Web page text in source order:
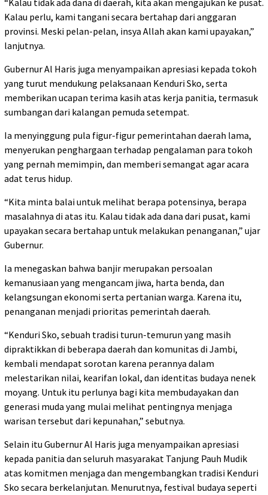
“Kalau tidak ada dana di daerah, kita akan mengajukan ke pusat.
Kalau perlu, kami tangani secara bertahap dari anggaran
provinsi. Meski pelan-pelan, insya Allah akan kami upayakan,”
lanjutnya.
Gubernur Al Haris juga menyampaikan apresiasi kepada tokoh
yang turut mendukung pelaksanaan Kenduri Sko, serta
memberikan ucapan terima kasih atas kerja panitia, termasuk
sumbangan dari kalangan pemuda setempat.
Ia menyinggung pula figur-figur pemerintahan daerah lama,
menyerukan penghargaan terhadap pengalaman para tokoh
yang pernah memimpin, dan memberi semangat agar acara
adat terus hidup.
“Kita minta balai untuk melihat berapa potensinya, berapa
masalahnya di atas itu. Kalau tidak ada dana dari pusat, kami
upayakan secara bertahap untuk melakukan penanganan,” ujar
Gubernur.
Ia menegaskan bahwa banjir merupakan persoalan
kemanusiaan yang mengancam jiwa, harta benda, dan
kelangsungan ekonomi serta pertanian warga. Karena itu,
penanganan menjadi prioritas pemerintah daerah.
“Kenduri Sko, sebuah tradisi turun-temurun yang masih
dipraktikkan di beberapa daerah dan komunitas di Jambi,
kembali mendapat sorotan karena perannya dalam
melestarikan nilai, kearifan lokal, dan identitas budaya nenek
moyang. Untuk itu perlunya bagi kita membudayakan dan
generasi muda yang mulai melihat pentingnya menjaga
warisan tersebut dari kepunahan,” sebutnya.
Selain itu Gubernur Al Haris juga menyampaikan apresiasi
kepada panitia dan seluruh masyarakat Tanjung Pauh Mudik
atas komitmen menjaga dan mengembangkan tradisi Kenduri
Sko secara berkelanjutan. Menurutnya, festival budaya seperti